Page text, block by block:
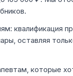
квалификация
оставляя
которые